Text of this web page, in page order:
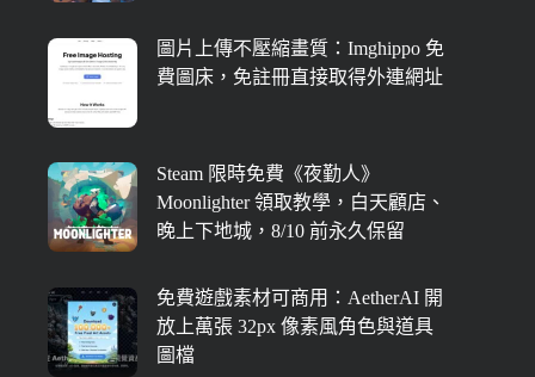
圖片上傳不壓縮畫質：Imghippo 免
費圖床，免註冊直接取得外連網址
Steam 限時免費《夜勤人》
Moonlighter 領取教學，白天顧店、
晚上下地城，8/10 前永久保留
免費遊戲素材可商用：AetherAI 開
放上萬張 32px 像素風角色與道具
圖檔